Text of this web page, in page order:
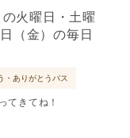
火曜日・土曜
（金）の毎日
・ありがとうパス
てきてね！